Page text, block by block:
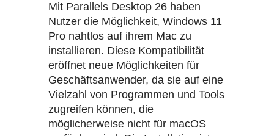
Mit Parallels Desktop 26 haben
Nutzer die Möglichkeit, Windows 11
Pro nahtlos auf ihrem Mac zu
installieren. Diese Kompatibilität
eröffnet neue Möglichkeiten für
Geschäftsanwender, da sie auf eine
Vielzahl von Programmen und Tools
zugreifen können, die
möglicherweise nicht für macOS